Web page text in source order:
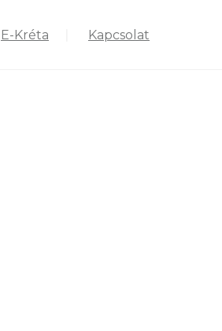
E-Kréta Kapcsolat